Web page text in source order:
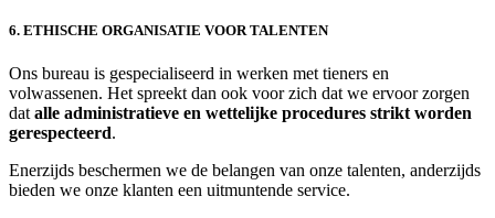
6. ETHISCHE ORGANISATIE VOOR TALENTEN
Ons bureau is gespecialiseerd in werken met tieners en
volwassenen. Het spreekt dan ook voor zich dat we ervoor zorgen
dat alle administratieve en wettelijke procedures strikt worden
gerespecteerd.
Enerzijds beschermen we de belangen van onze talenten, anderzijds
bieden we onze klanten een uitmuntende service.